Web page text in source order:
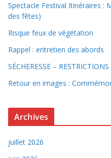
Spectacle Festival Itinéraires :
des fêtes)
Risque feux de végétation
Rappel : entretien des abords
SÉCHERESSE –
Retour en images :
Archives
juillet 2026